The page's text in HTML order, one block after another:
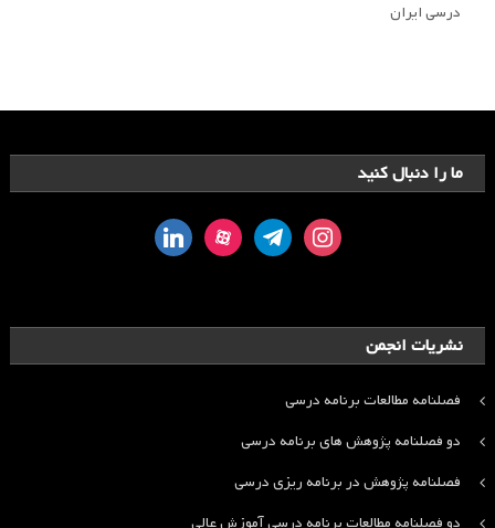
درسی ایران
ما را دنبال کنید
instagram
telegram
aparat
linkedin
نشریات انجمن
فصلنامه مطالعات برنامه درسی
دو فصلنامه پژوهش های برنامه درسی
فصلنامه پژوهش در برنامه ریزی درسی